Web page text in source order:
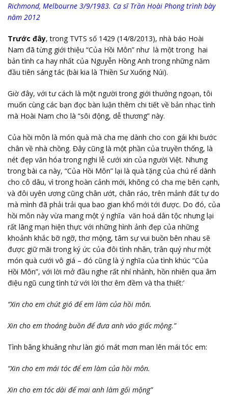
Richmond, Melbourne 3/9/1983. Ca sĩ Trần Hoài Phong trình bày
năm 2012
Trước đây, trong TVTS số 1429 (14/8/2013), nhà báo Hoài
Nam đã từng giới thiệu “Của Hồi Môn” như là một trong hai
bản tình ca hay nhất của Nguyễn Hồng Anh trong những năm
đầu tiên sáng tác (bài kia là Thiền Sư Xuống Núi).
Giờ đây, với tư cách là một người trong giới thưởng ngoạn, tôi
muốn cùng các bạn đọc bàn luận thêm chi tiết về bản nhạc tình
mà Hoài Nam cho là “sôi động, dễ thương” này.
Của hồi môn là món quà mà cha mẹ dành cho con gái khi bước
chân về nhà chồng. Đây cũng là một phần của truyền thống, là
nét đẹp văn hóa trong nghi lễ cưới xin của người Việt. Nhưng
trong bài ca này, “Của Hồi Môn” lại là quà tặng của chú rể dành
cho cô dâu, vì trong hoàn cảnh mới, không có cha mẹ bên cạnh,
và đôi uyên ương cũng chân ướt, chân ráo, trên mảnh đất tự do
mà mình đã phải trải qua bao gian khổ mới tới được. Do đó, của
hồi môn này vừa mang một ý nghĩa văn hoá dân tộc nhưng lại
rất lãng mạn hiện thực với những hình ảnh đẹp của những
khoảnh khắc bỡ ngỡ, thơ mộng, tâm sự vui buồn bên nhau sẽ
được giữ mãi trong ký ức của đôi tình nhân, trân quý như một
món quà cưới vô giá – đó cũng là ý nghĩa của tình khúc “Của
Hồi Môn”, với lời mở đầu nghe rất nhí nhảnh, hồn nhiên qua âm
điệu ngũ cung tình tứ với lời thơ êm đềm và tha thiết:’
“Xin cho em chút gió để em làm của hồi môn.
Xin cho em thoáng buồn để đưa anh vào giấc mộng.”
Tình bâng khuâng như làn gió mát mơn man lên mái tóc em:
“Xin cho em mái tóc để em làm của hồi môn.
Xin cho em tóc dài để mai anh làm gối mộng”